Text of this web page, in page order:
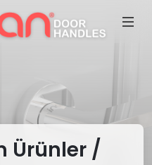
Ürünler /